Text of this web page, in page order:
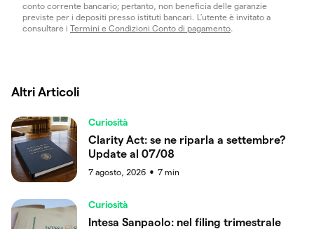
conto corrente bancario; pertanto, non beneficia delle garanzie
previste per i depositi presso istituti bancari. L’utente è invitato a
consultare i Termini e Condizioni Conto di pagamento.
Altri Articoli
Curiosità
Clarity Act: se ne riparla a settembre?
Update al 07/08
7 agosto, 2026 ● 7 min
Curiosità
Intesa Sanpaolo: nel filing trimestrale